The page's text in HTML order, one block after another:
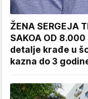
ŽENA SERGEJA
SAKOA OD
detalje krađe u
kazna do 3